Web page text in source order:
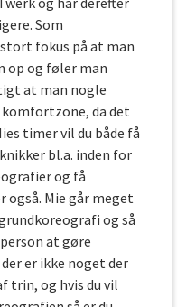
Som
fokus på at man
op og føler man
at man nogle
da det
timer vil du både få
bl.a. inden for
og få
Mie går meget
og så
at gøre
er ikke noget der
trin, og hvis du vil